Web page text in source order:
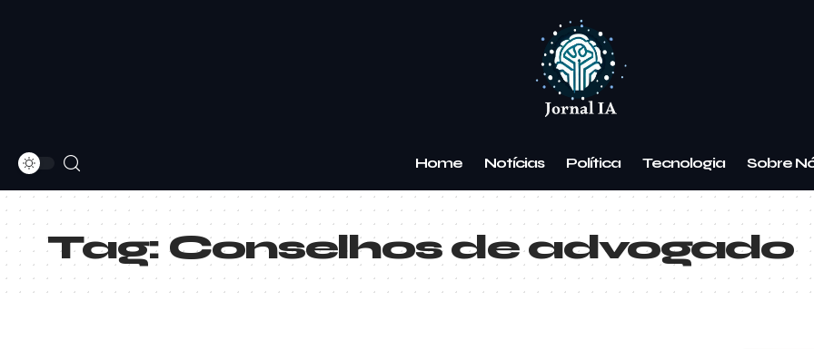
Home Notícias Política Tecnologia Sobre
Tag: Conselhos de advogado